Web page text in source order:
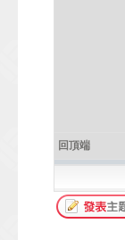
回頂端